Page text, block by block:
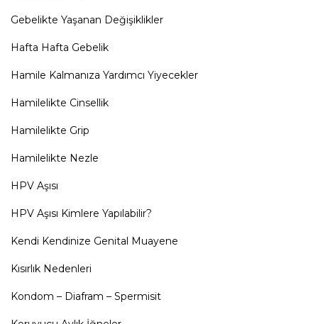
Gebelikte Yaşanan Değişiklikler
Hafta Hafta Gebelik
Hamile Kalmanıza Yardımcı Yiyecekler
Hamilelikte Cinsellik
Hamilelikte Grip
Hamilelikte Nezle
HPV Aşısı
HPV Aşısı Kimlere Yapılabilir?
Kendi Kendinize Genital Muayene
Kısırlık Nedenleri
Kondom – Diafram – Spermisit